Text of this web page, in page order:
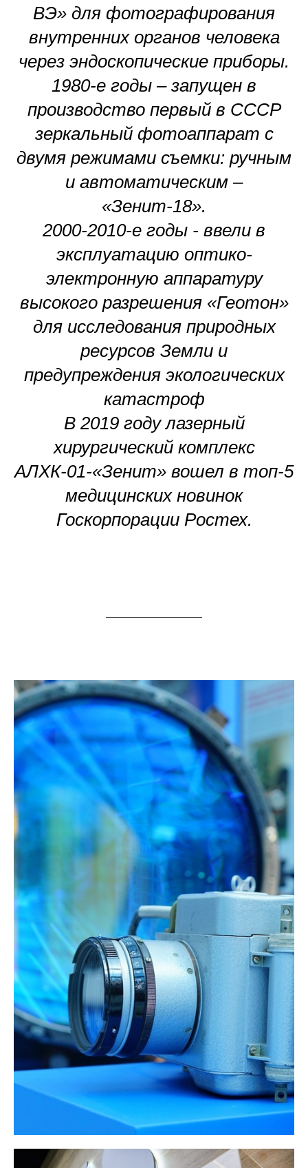
ВЭ» для фотографирования
внутренних органов человека
через эндоскопические приборы.
1980-е годы – запущен в
производство первый в СССР
зеркальный фотоаппарат с
двумя режимами съемки: ручным
и автоматическим –
«Зенит-18».
2000-2010-е годы - ввели в
эксплуатацию оптико-
электронную аппаратуру
высокого разрешения «Геотон»
для исследования природных
ресурсов Земли и
предупреждения экологических
катастроф
В 2019 году лазерный
хирургический комплекс
АЛХК-01-«Зенит» вошел в топ-5
медицинских новинок
Госкорпорации Ростех.